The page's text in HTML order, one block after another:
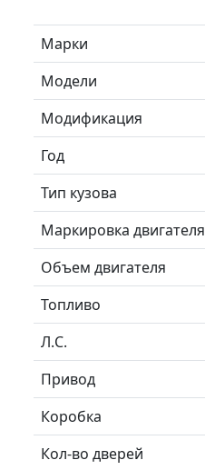
Марки
Модели
Модификация
Год
Тип кузова
Маркировка двигателя
Объем двигателя
Топливо
Л.C.
Привод
Коробка
Кол-во дверей